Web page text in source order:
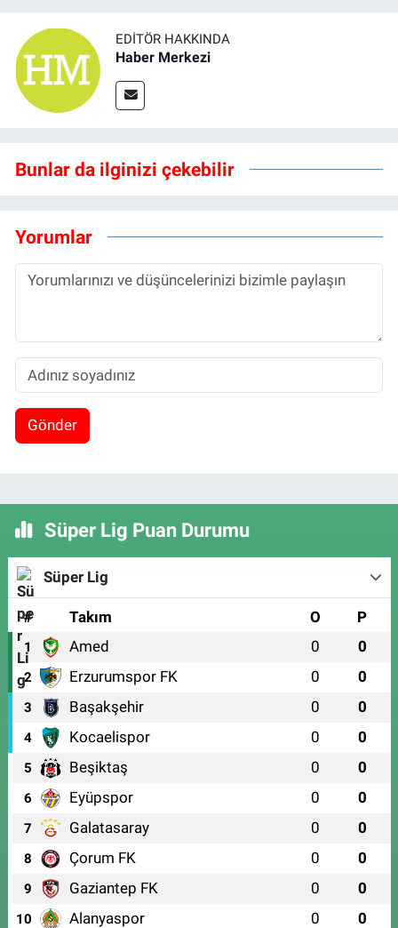
EDITÖR HAKKINDA
Haber Merkezi
Bunlar da ilginizi çekebilir
Yorumlar
Gönder
Süper Lig Puan Durumu
Süper Lig
# Takım O P
1 Amed 0 0
2 Erzurumspor FK 0 0
3 Başakşehir 0 0
4 Kocaelispor 0 0
5 Beşiktaş 0 0
6 Eyüpspor 0 0
7 Galatasaray 0 0
8 Çorum FK 0 0
9 Gaziantep FK 0 0
10 Alanyaspor 0 0